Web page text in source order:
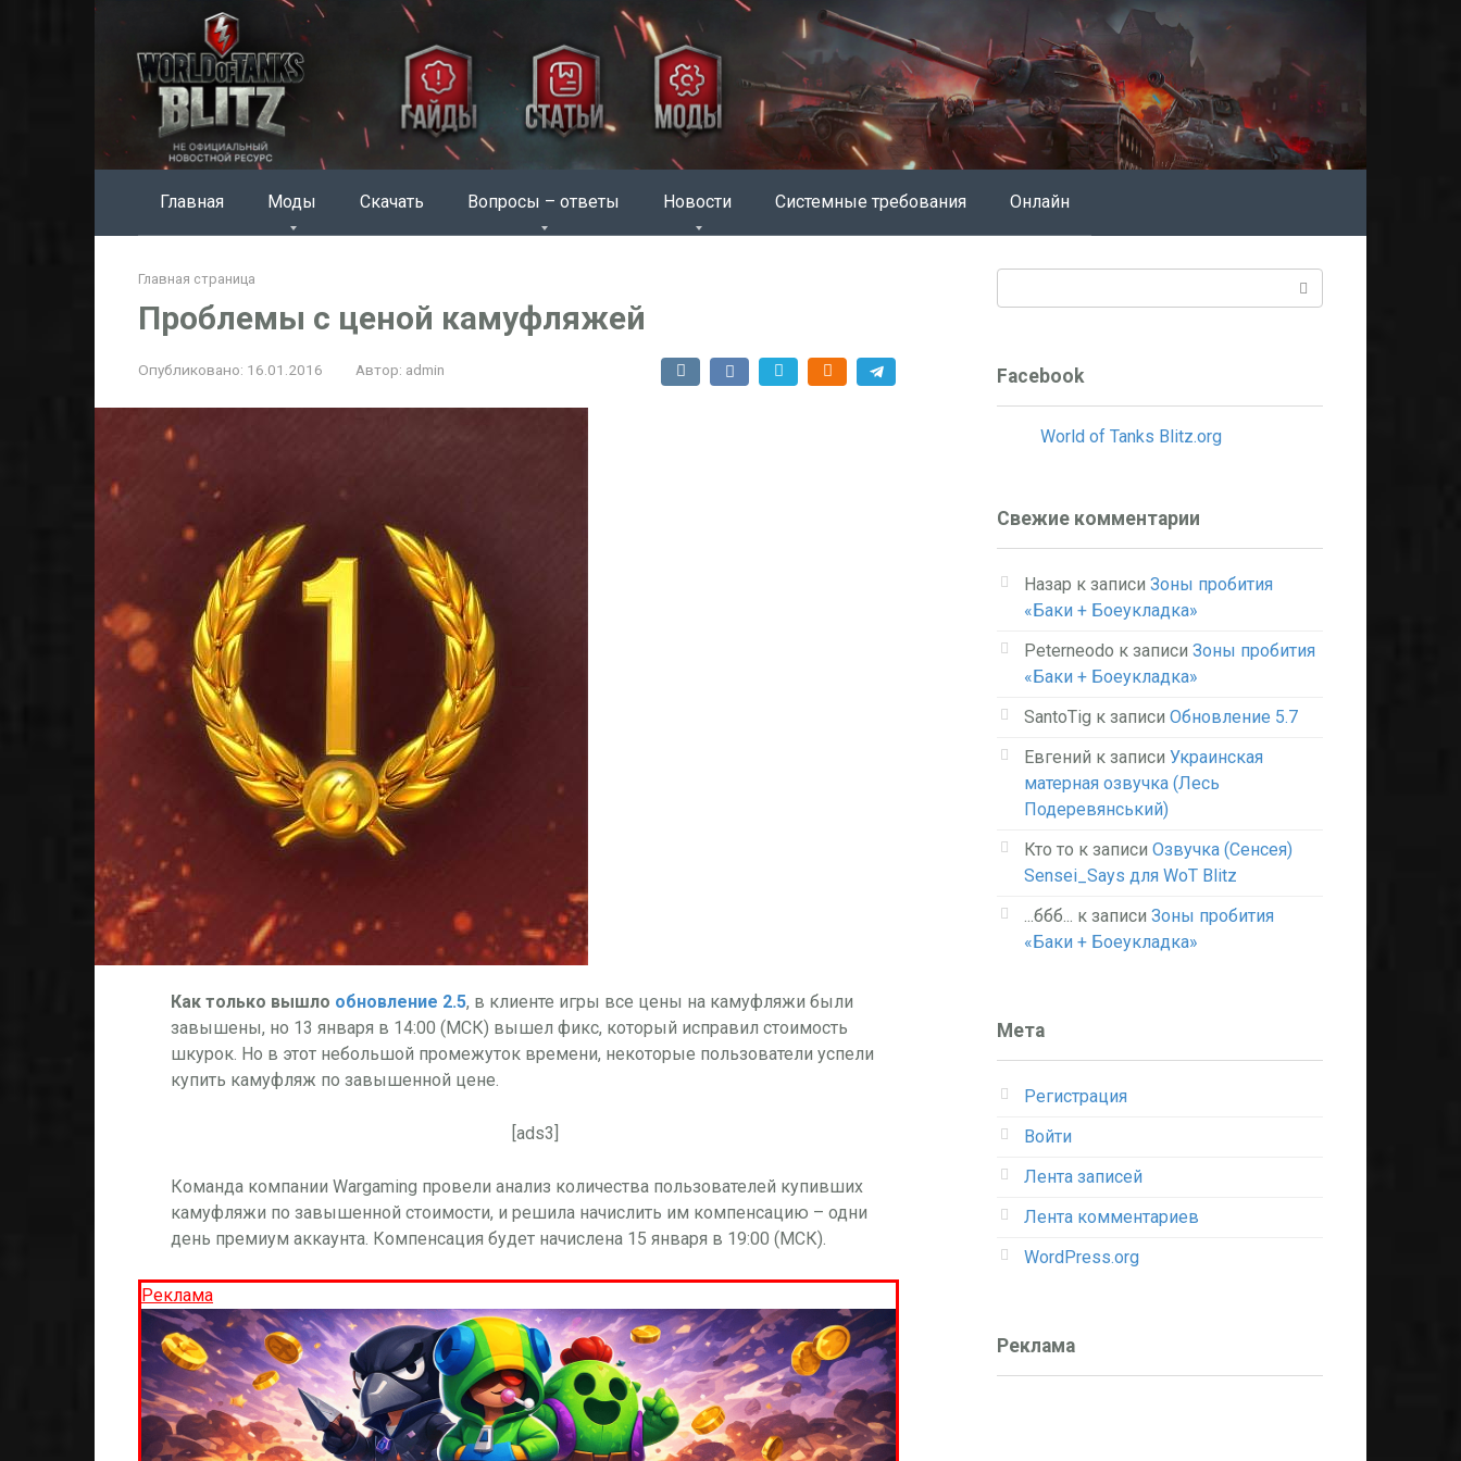
Главная Моды Скачать Вопросы – ответы Новости Системные требования Онлайн
Главная страница
Проблемы с ценой камуфляжей
Опубликовано: 16.01.2016 Автор: admin
Как только вышло обновление 2.5, в клиенте игры все цены на камуфляжи были
завышены, но 13 января в 14:00 (МСК) вышел фикс, который исправил стоимость
шкурок. Но в этот небольшой промежуток времени, некоторые пользователи успели
купить камуфляж по завышенной цене.
[ads3]
Команда компании Wargaming провели анализ количества пользователей купивших
камуфляжи по завышенной стоимости, и решила начислить им компенсацию – одни
день премиум аккаунта. Компенсация будет начислена 15 января в 19:00 (МСК).
Реклама
Facebook
World of Tanks Blitz.org
Свежие комментарии
Назар к записи Зоны пробития
«Баки + Боеукладка»
Peterneodo к записи Зоны пробития
«Баки + Боеукладка»
SantoTig к записи Обновление 5.7
Евгений к записи Украинская
матерная озвучка (Лесь
Подеревянський)
Кто то к записи Озвучка (Сенсея)
Sensei_Says для WoT Blitz
...ббб... к записи Зоны пробития
«Баки + Боеукладка»
Мета
Регистрация
Войти
Лента записей
Лента комментариев
WordPress.org
Реклама